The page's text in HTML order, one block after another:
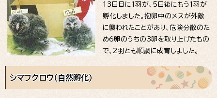
13日目に1羽が、5日後にもう1羽が
孵化しました。抱卵中のメスが外敵
に襲われたことがあり、危険分散のた
め6卵のうちの3卵を取り上げたもの
で、2羽とも順調に成育しました。
シマフクロウ（自然孵化）